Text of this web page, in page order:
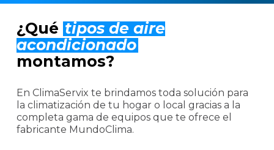
¿Qué tipos de aire
acondicionado
montamos?
En ClimaServix te brindamos toda solución para
la climatización de tu hogar o local gracias a la
completa gama de equipos que te ofrece el
fabricante MundoClima.